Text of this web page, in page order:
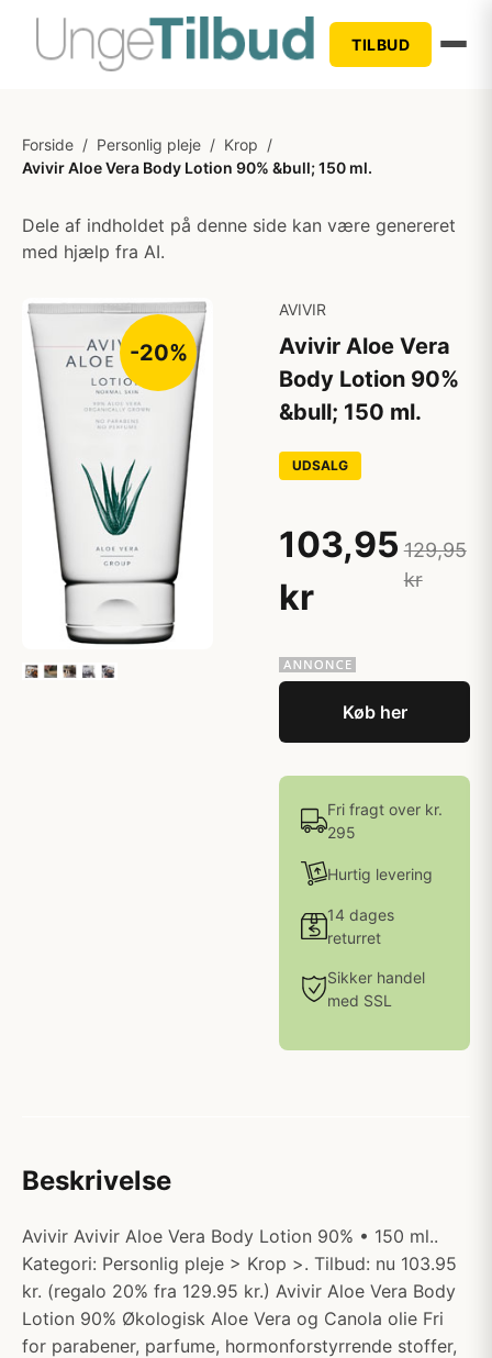
TILBUD
Forside / Personlig pleje / Krop /
Avivir Aloe Vera Body Lotion 90% &bull; 150 ml.
Dele af indholdet på denne side kan være genereret
med hjælp fra AI.
-20%
AVIVIR
Avivir Aloe Vera
Body Lotion 90%
&bull; 150 ml.
UDSALG
103,95
kr
129,95
kr
Køb her
Fri fragt over kr.
295
Hurtig levering
14 dages
returret
Sikker handel
med SSL
Beskrivelse
Avivir Avivir Aloe Vera Body Lotion 90% • 150 ml..
Kategori: Personlig pleje > Krop >. Tilbud: nu 103.95
kr. (regalo 20% fra 129.95 kr.) Avivir Aloe Vera Body
Lotion 90% Økologisk Aloe Vera og Canola olie Fri
for parabener, parfume, hormonforstyrrende stoffer,